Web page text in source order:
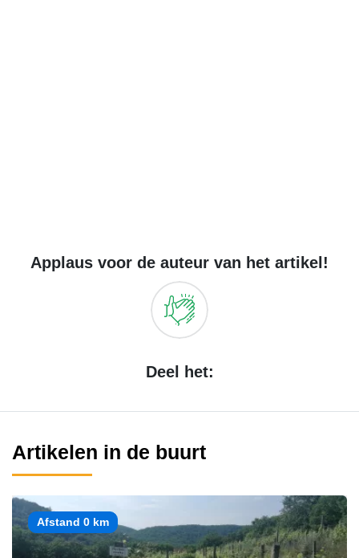
Applaus voor de auteur van het artikel!
Deel het:
Artikelen in de buurt
Afstand 0 km